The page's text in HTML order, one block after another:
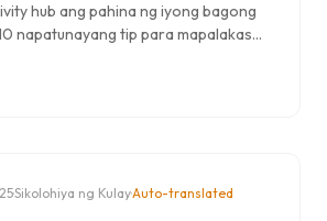
hub ang pahina ng iyong bagong
napatunayang tip para mapalakas
na iyong bubuksan.
·Sikolohiya ng Kulay·Auto-translated